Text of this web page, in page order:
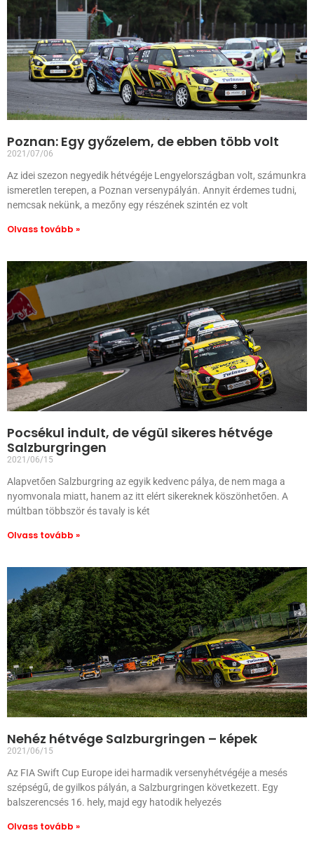
Poznan: Egy győzelem, de ebben több volt
2021/07/06
Az idei szezon negyedik hétvégéje Lengyelországban volt, számunkra
ismeretlen terepen, a Poznan versenypályán. Annyit érdemes tudni,
nemcsak nekünk, a mezőny egy részének szintén ez volt
Olvass tovább »
Pocsékul indult, de végül sikeres hétvége
Salzburgringen
2021/06/15
Alapvetően Salzburgring az egyik kedvenc pálya, de nem maga a
nyomvonala miatt, hanem az itt elért sikereknek köszönhetően. A
múltban többször és tavaly is két
Olvass tovább »
Nehéz hétvége Salzburgringen – képek
2021/06/15
Az FIA Swift Cup Europe idei harmadik versenyhétvégéje a mesés
szépségű, de gyilkos pályán, a Salzburgringen következett. Egy
balszerencsés 16. hely, majd egy hatodik helyezés
Olvass tovább »